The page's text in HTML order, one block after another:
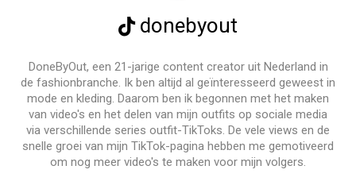
donebyout
DoneByOut, een 21-jarige content creator uit Nederland in
de fashionbranche. Ik ben altijd al geïnteresseerd geweest in
mode en kleding. Daarom ben ik begonnen met het maken
van video's en het delen van mijn outfits op sociale media
via verschillende series outfit-TikToks. De vele views en de
snelle groei van mijn TikTok-pagina hebben me gemotiveerd
om nog meer video's te maken voor mijn volgers.